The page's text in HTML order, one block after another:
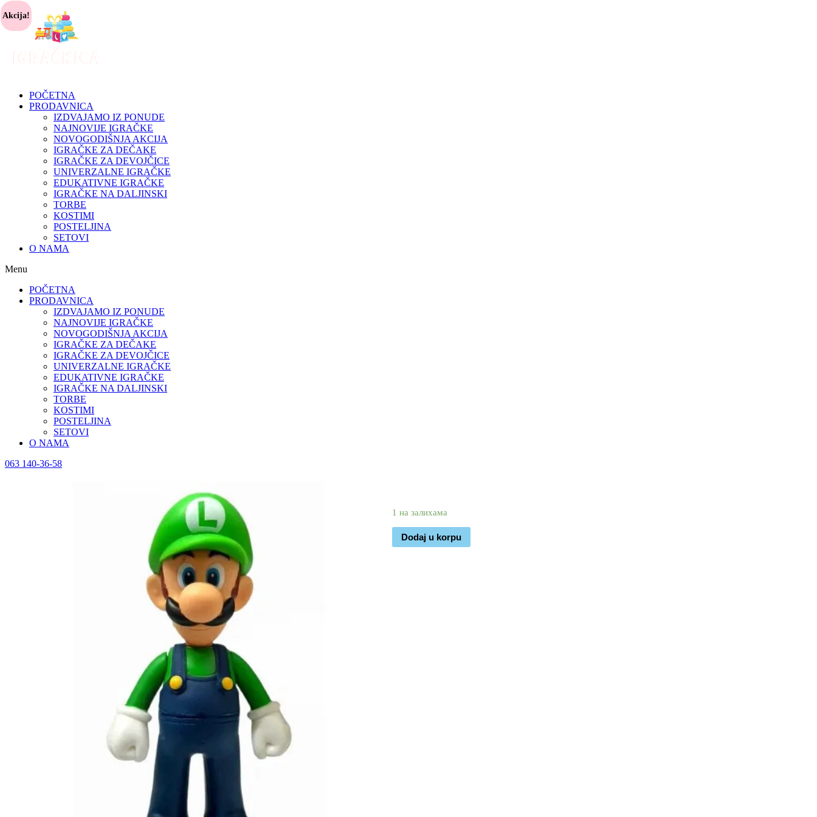
POČETNA
PRODAVNICA
IZDVAJAMO IZ PONUDE
NAJNOVIJE IGRAČKE
NOVOGODIŠNJA AKCIJA
IGRAČKE ZA DEČAKE
IGRAČKE ZA DEVOJČICE
UNIVERZALNE IGRAČKE
EDUKATIVNE IGRAČKE
IGRAČKE NA DALJINSKI
TORBE
KOSTIMI
POSTELJINA
SETOVI
O NAMA
Menu
POČETNA
PRODAVNICA
IZDVAJAMO IZ PONUDE
NAJNOVIJE IGRAČKE
NOVOGODIŠNJA AKCIJA
IGRAČKE ZA DEČAKE
IGRAČKE ZA DEVOJČICE
UNIVERZALNE IGRAČKE
EDUKATIVNE IGRAČKE
IGRAČKE NA DALJINSKI
TORBE
KOSTIMI
POSTELJINA
SETOVI
O NAMA
063 140-36-58
Akcija!
1 на залихама
Dodaj u korpu